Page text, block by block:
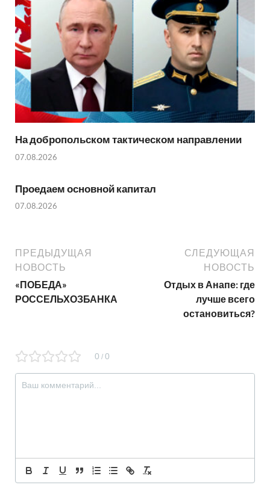
На добропольском тактическом направлении
07.08.2026
Проедаем основной капитал
07.08.2026
ПРЕДЫДУЩАЯ
НОВОСТЬ
«ПОБЕДА»
РОССЕЛЬХОЗБАНКА
СЛЕДУЮЩАЯ
НОВОСТЬ
Отдых в Анапе: где
лучше всего
остановиться?
0 / 0